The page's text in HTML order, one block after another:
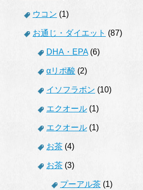
ウコン (1)
お通じ・ダイエット (87)
DHA・EPA(6)
αリポ酸 (2)
イソフラボン (10)
エクオール (1)
エクオール (1)
お茶 (4)
お茶 (3)
プーアル茶 (1)